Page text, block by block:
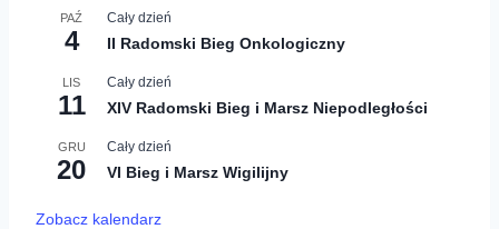
PAŹ
4
Cały dzień
II Radomski Bieg Onkologiczny
LIS
11
Cały dzień
XIV Radomski Bieg i Marsz Niepodległości
GRU
20
Cały dzień
VI Bieg i Marsz Wigilijny
Zobacz kalendarz